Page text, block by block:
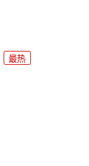
最热